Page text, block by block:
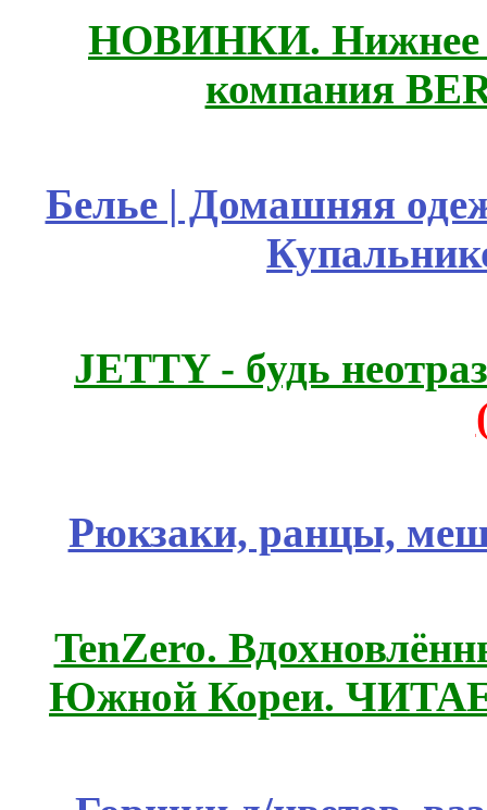
НОВИНКИ. Нижнее
компания
Белье | Домашняя
JETTY - будь
Рюкзаки, ранцы,
TenZero.
Южной Кореи.